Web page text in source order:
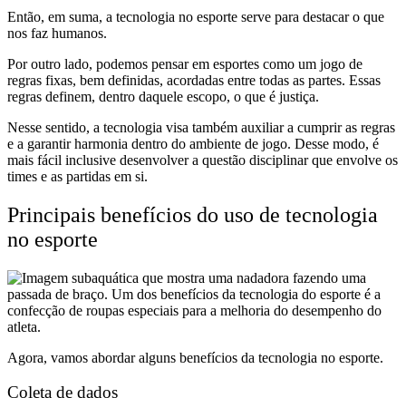
Então, em suma, a tecnologia no esporte serve para destacar o que
nos faz humanos.
Por outro lado, podemos pensar em esportes como um jogo de
regras fixas, bem definidas, acordadas entre todas as partes. Essas
regras definem, dentro daquele escopo, o que é justiça.
Nesse sentido, a tecnologia visa também auxiliar a cumprir as regras
e a garantir harmonia dentro do ambiente de jogo. Desse modo, é
mais fácil inclusive desenvolver a questão disciplinar que envolve os
times e as partidas em si.
Principais benefícios do uso de tecnologia
no esporte
Agora, vamos abordar alguns benefícios da tecnologia no esporte.
Coleta de dados